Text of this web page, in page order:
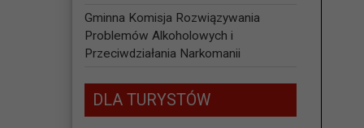
Gminna Komisja Rozwiązywania
Problemów Alkoholowych i
Przeciwdziałania Narkomanii
DLA TURYSTÓW